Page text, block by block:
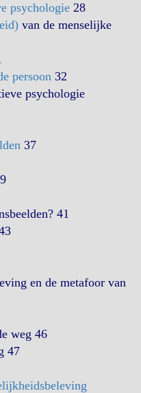
psychologie 28
van de menselijke
persoon 32
psychologie
37
41
en de metafoor van
weg 46
47